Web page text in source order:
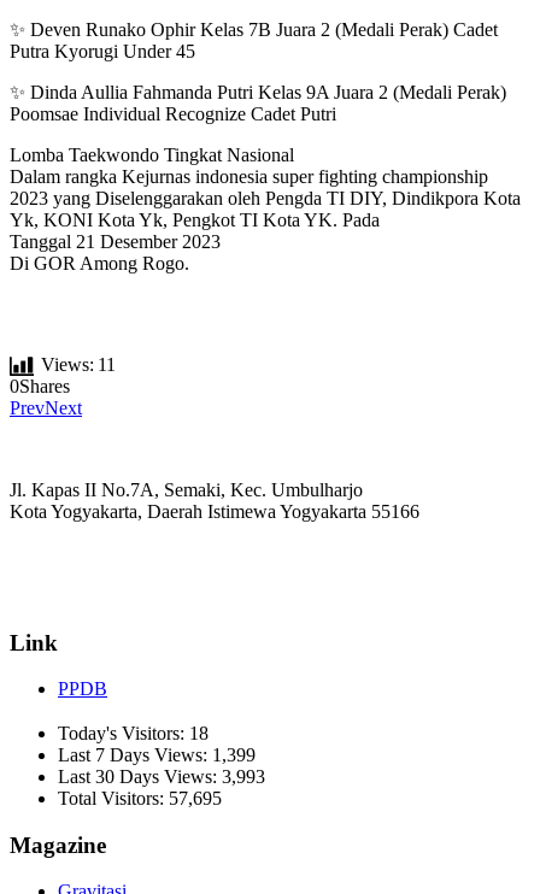
✨ Deven Runako Ophir Kelas 7B Juara 2 (Medali Perak) Cadet
Putra Kyorugi Under 45
✨ Dinda Aullia Fahmanda Putri Kelas 9A Juara 2 (Medali Perak)
Poomsae Individual Recognize Cadet Putri
Lomba Taekwondo Tingkat Nasional
Dalam rangka Kejurnas indonesia super fighting championship
2023 yang Diselenggarakan oleh Pengda TI DIY, Dindikpora Kota
Yk, KONI Kota Yk, Pengkot TI Kota YK. Pada
Tanggal 21 Desember 2023
Di GOR Among Rogo.
Views: 11
0Shares
PrevNext
Jl. Kapas II No.7A, Semaki, Kec. Umbulharjo
Kota Yogyakarta, Daerah Istimewa Yogyakarta 55166
Link
PPDB
Today's Visitors: 18
Last 7 Days Views: 1,399
Last 30 Days Views: 3,993
Total Visitors: 57,695
Magazine